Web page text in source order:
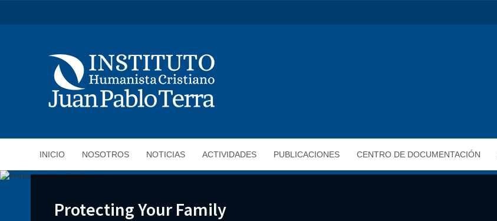
INICIO NOSOTROS NOTICIAS ACTIVIDADES PUBLICACIONES CENTRO DE DOCUMENTACIÓN
Protecting Your Family